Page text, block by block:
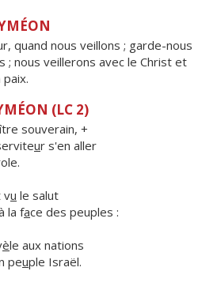
quand nous veillons ; garde-nous
; nous veillerons avec le Christ et
(LC 2)
ître souverain, +
ur s'en aller
vu le salut
la face des peuples :
èle aux nations
peuple Israël.